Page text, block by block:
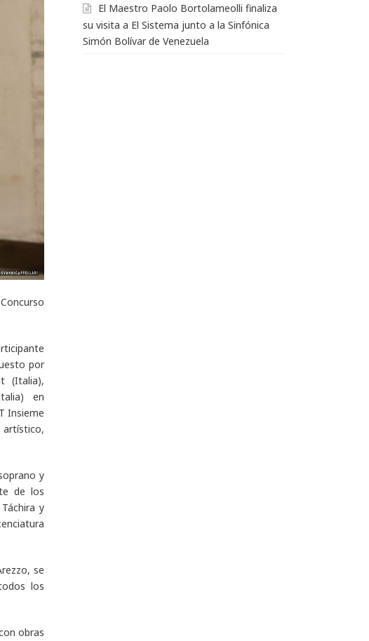
por
(Italia),
en
Insieme
artístico,
y
de los
y
se
los
obras
El Maestro Paolo Bortolameolli finaliza
su visita a El Sistema junto a la Sinfónica
Simón Bolívar de Venezuela